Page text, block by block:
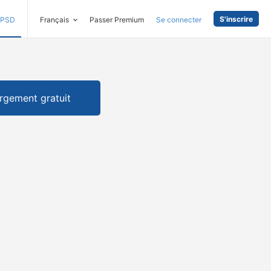
PSD Français Passer Premium Se connecter S'inscrire
gratuit